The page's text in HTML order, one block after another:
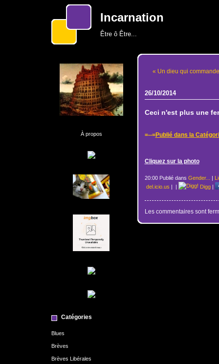
Incarnation
Être ô Être...
À propos
Catégories
Blues
Brèves
Brèves Libérales
« Un dieu qui
26/10/2014
Ceci n'est plus une
=--=Publié dans la
Cliquez sur la photo
20:00 Publié dans Gender... |
del.icio.us | | Digg|
Les commentaires sont